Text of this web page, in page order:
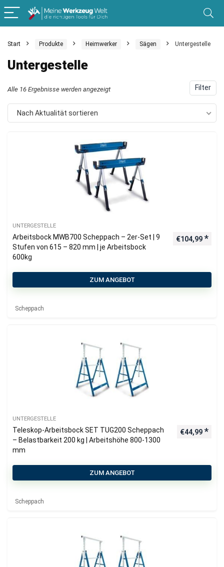
Start Produkte Heimwerker Sägen Untergestelle
Untergestelle
Filter
Alle 16 Ergebnisse werden angezeigtNach
Aktualität
Nach Aktualität sortieren
UNTERGESTELLE
Arbeitsbock MWB700 Scheppach – 2er-Set | 9
Stufen von 615 – 820 mm | je Arbeitsbock
600kg
€104,99
ZUM ANGEBOT
Scheppach
UNTERGESTELLE
Teleskop-Arbeitsbock SET TUG200 Scheppach
– Belastbarkeit 200 kg | Arbeitshöhe 800-1300
mm
€44,99
ZUM ANGEBOT
Scheppach